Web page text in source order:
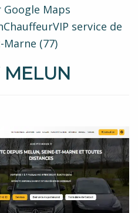
Google Maps
service de
Marne (77)